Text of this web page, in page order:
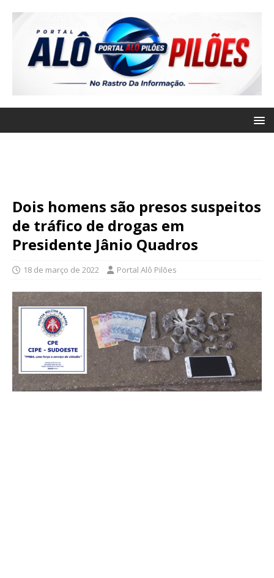
Dois homens são presos suspeitos
de tráfico de drogas em
Presidente Jânio Quadros
18 de março de 2022 Portal Alô Pilões